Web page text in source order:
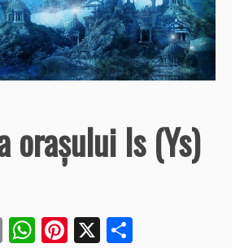
oraşului Is (Ys)
E
W Pi X